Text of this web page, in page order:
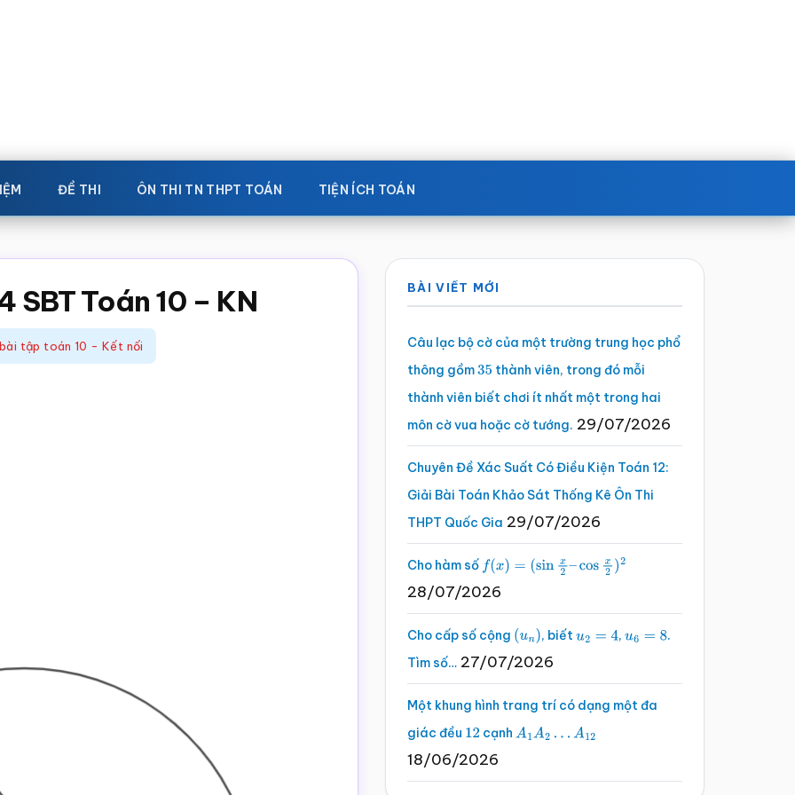
ĐỀ THI ÔN THI TN THPT TOÁN TIỆN ÍCH TOÁN
Toán 10 – KN
tập toán 10 - Kết nối
Sidebar
chính
BÀI VIẾT MỚI
Câu lạc bộ cờ của một trường trung học phổ
thông gồm35 thành viên, trong đó mỗi
thành viên biết chơi ít nhất một trong hai
môn cờ vua hoặc cờ tướng. 29/07/2026
Chuyên Đề Xác Suất Có Điều Kiện Toán 12:
Giải Bài Toán Khảo Sát Thống Kê Ôn Thi
THPT Quốc Gia 29/07/2026
Cho hàm số f(x)=(sinx2 –cosx2 )2
28/07/2026
Cho cấp số cộng (un), biếtu2 =4 , u6 =8
.
Tìm số… 27/07/2026
Một khung hình trang trí có dạng một đa
giác đều 12 cạnh A1A2…A 12
18/06/2026